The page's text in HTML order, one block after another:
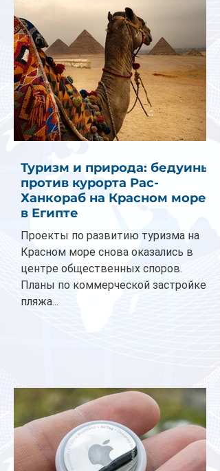
Туризм и природа: бедуины
против курорта Рас-
Ханкораб на Красном море
в Египте
Проекты по развитию туризма на
Красном море снова оказались в
центре общественных споров.
Планы по коммерческой застройке
пляжа...